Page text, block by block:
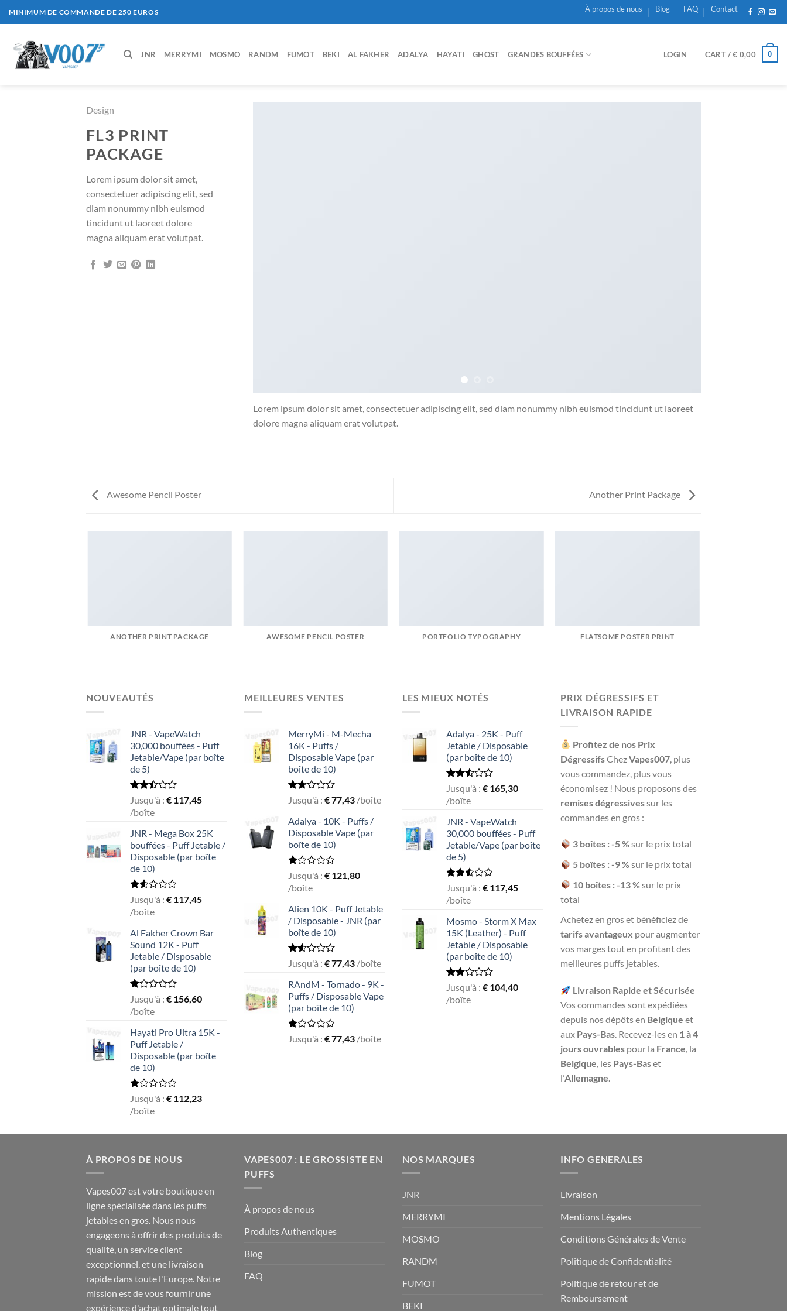
au
MINIMUM DE COMMANDE DE 250 EUROS À propos de nous Blog FAQ Contact
JNR MERRYMI MOSMO RANDM FUMOT BEKI AL FAKHER ADALYA HAYATI GHOST GRANDES BOUFFÉES LOGIN CART /€ 0,00 0
Design
FL3 PRINT
PACKAGE
Lorem ipsum dolor sit amet,
consectetuer adipiscing elit, sed
diam nonummy nibh euismod
tincidunt ut laoreet dolore
magna aliquam erat volutpat.
Lorem ipsum dolor sit amet, consectetuer adipiscing elit, sed diam nonummy nibh euismod tincidunt ut laoreet
dolore magna aliquam erat volutpat.
Awesome Pencil Poster Another Print Package
ANOTHER PRINT PACKAGE AWESOME PENCIL POSTER PORTFOLIO TYPOGRAPHY FLATSOME POSTER PRINT
NOUVEAUTÉS
JNR - VapeWatch
30,000 bouffées - Puff
Jetable/Vape (par boîte
de 5)
Rated
2.49
out
Jusqu'à : € 117,45
/boîte
JNR - Mega Box 25K
bouffées - Puff Jetable /
Disposable (par boîte
de 10)
Rated
1.56
out
5
Jusqu'à : € 117,45
/boîte
Al Fakher Crown Bar
Sound 12K - Puff
Jetable / Disposable
(par boîte de 10)
Rated
1.00
out
5
Jusqu'à : € 156,60
/boîte
Hayati Pro Ultra 15K -
Puff Jetable /
Disposable (par boîte
de 10)
Rated
1.00
out
5
Jusqu'à : € 112,23
/boîte
MEILLEURES VENTES
MerryMi - M-Mecha
16K - Puffs /
Disposable Vape (par
boîte de 10)
Rated
out
of
5
Jusqu'à : €77,43 /boîte
Adalya - 10K - Puffs /
Disposable Vape (par
boîte de 10)
Rated
1.05
out
5
Jusqu'à : € 121,80
/boîte
Alien 10K - Puff Jetable
/ Disposable - JNR (par
boîte de 10)
Rated
out
of
5
Jusqu'à : €77,43 /boîte
RAndM - Tornado - 9K -
Puffs / Disposable Vape
(par boîte de 10)
Rated
Jusqu'à : €77,43 /boîte
LES MIEUX NOTÉS
Adalya - 25K - Puff
Jetable / Disposable
(par boîte de 10)
Rated
2.51
out
Jusqu'à : € 165,30
/boîte
JNR - VapeWatch
30,000 bouffées - Puff
Jetable/Vape (par boîte
de 5)
Rated
2.49
out
Jusqu'à : € 117,45
/boîte
Mosmo - Storm X Max
15K (Leather) - Puff
Jetable / Disposable
(par boîte de 10)
Rated
1.93
out
Jusqu'à : € 104,40
/boîte
PRIX DÉGRESSIFS ET
LIVRAISON RAPIDE
Profitez de nos Prix
DégressifsChezVapes007 , plus
vous commandez, plus vous
économisez ! Nous proposons des
remises dégressivessur les
commandes en gros :
3 boîtes : -5 %sur le prix total
5 boîtes : -9 %sur le prix total
10 boîtes : -13 %sur le prix
total
Achetez en gros et bénéficiez de
tarifs avantageux pour augmenter
vos marges tout en profitant des
meilleures puffs jetables.
Livraison Rapide et Sécurisée
Vos commandes sont expédiées
depuis nos dépôts en Belgique et
aux Pays-Bas. Recevez-les en 1 à 4
jours ouvrables pour la France, la
Belgique, les Pays-Baset
l’Allemagne.
À PROPOS DE NOUS
Vapes007 est votre boutique en
ligne spécialisée dans les puffs
jetables en gros. Nous nous
engageons à offrir des produits de
qualité, un service client
exceptionnel, et une livraison
rapide dans toute l'Europe. Notre
mission est de vous fournir une
expérience d'achat optimale tout
VAPES007 : LE GROSSISTE EN
PUFFS
À propos de nous
Produits Authentiques
Blog
FAQ
NOS MARQUES
JNR
MERRYMI
MOSMO
RANDM
FUMOT
BEKI
INFO GENERALES
Livraison
Mentions Légales
Conditions Générales de Vente
Politique de Confidentialité
Politique de retour et de
Remboursement